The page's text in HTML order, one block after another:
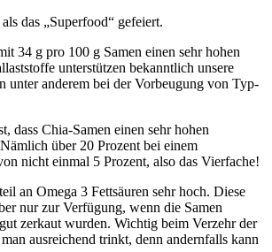
das „Superfood“ gefeiert.
34 g pro 100 g Samen einen sehr hohen
unterstützen bekanntlich unsere
unter anderem bei der Vorbeugung von Typ-
dass Chia-Samen einen sehr hohen
über 20 Prozent bei einem
nicht einmal 5 Prozent, also das Vierfache!
an Omega 3 Fettsäuren sehr hoch. Diese
nur zur Verfügung, wenn die Samen
zerkaut wurden. Wichtig beim Verzehr der
ausreichend trinkt, denn andernfalls kann